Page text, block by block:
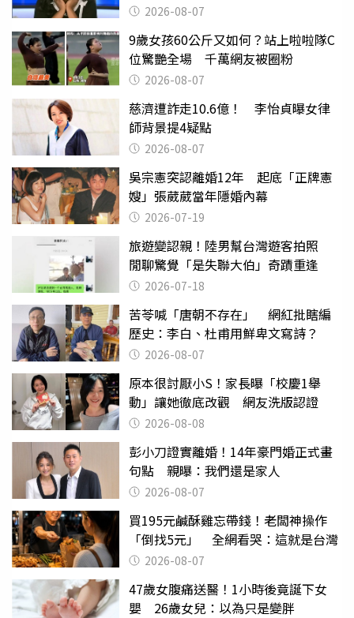
2026-08-07
9歲女孩60公斤又如何？站上啦啦隊C
位驚艷全場 千萬網友被圈粉
2026-08-07
慈濟遭詐走10.6億！ 李怡貞曝女律
師背景提4疑點
2026-08-07
吳宗憲突認離婚12年 起底「正牌憲
嫂」張葳葳當年隱婚內幕
2026-07-19
旅遊變認親！陸男幫台灣遊客拍照
閒聊驚覺「是失聯大伯」奇蹟重逢
2026-07-18
苦苓喊「唐朝不存在」 網紅批瞎編
歷史：李白、杜甫用鮮卑文寫詩？
2026-08-07
原本很討厭小S！家長曝「校慶1舉
動」讓她徹底改觀 網友洗版認證
2026-08-08
彭小刀證實離婚！14年豪門婚正式畫
句點 親曝：我們還是家人
2026-08-07
買195元鹹酥雞忘帶錢！老闆神操作
「倒找5元」 全網看哭：這就是台灣
2026-08-07
47歲女腹痛送醫！1小時後竟誕下女
嬰 26歲女兒：以為只是變胖